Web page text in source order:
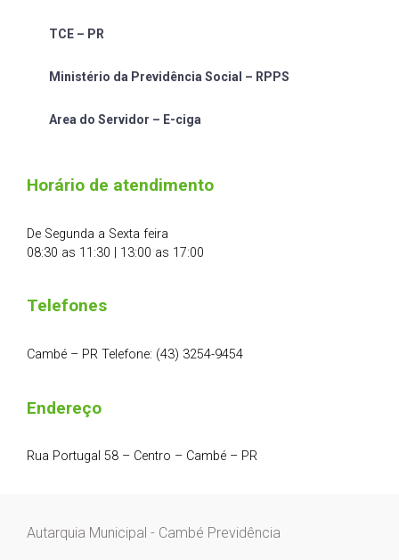
TCE – PR
Ministério da Previdência Social – RPPS
Area do Servidor – E-ciga
Horário de atendimento
De Segunda a Sexta feira
08:30 as 11:30 | 13:00 as 17:00
Telefones
Cambé – PR Telefone: (43) 3254-9454
Endereço
Rua Portugal 58 – Centro – Cambé – PR
Autarquia Municipal - Cambé Previdência